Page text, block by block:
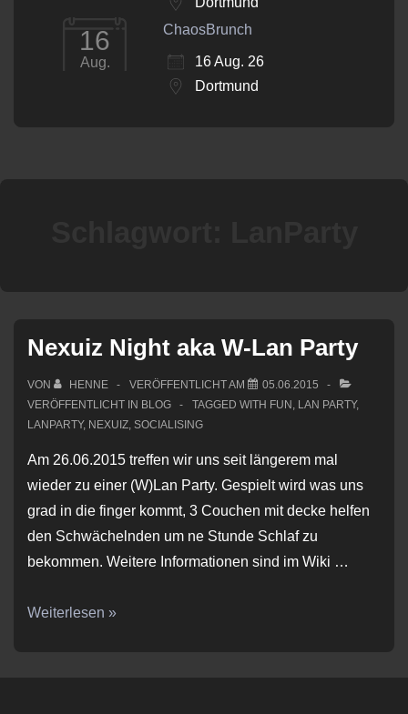
Nexuiz Night aka W-Lan Party
VON HENNE VERÖFFENTLICHT AM
05.06.2015
VERÖFFENTLICHT IN BLOG TAGGED WITH FUN , LAN PARTY,
LANPARTY, NEXUIZ, SOCIALISING
Am 26.06.2015 treffen wir uns seit längerem mal
wieder zu einer (W)Lan Party. Gespielt wird was uns
grad in die finger kommt, 3 Couchen mit decke helfen
den Schwächelnden um ne Stunde Schlaf zu
bekommen. Weitere Informationen sind im Wiki …
Nexuiz
Weiterlesen »
16
Aug.
ChaosBrunch
16 Aug. 26
Dortmund